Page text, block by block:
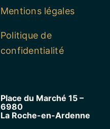
Mentions légales
Politique de
confidentialité
Place du Marché 15 –
6980
La Roche-en-Ardenne